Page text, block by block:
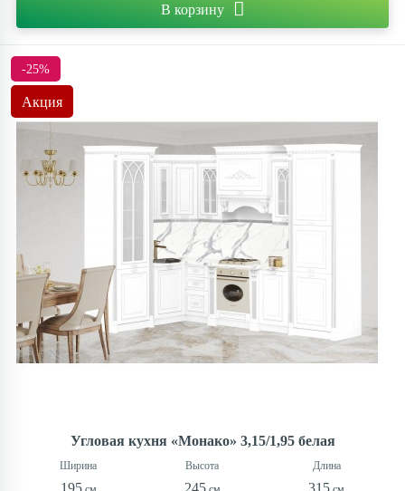
В корзину
-25%
Акция
Угловая кухня «Монако» 3,15/1,95 белая
195 245 315